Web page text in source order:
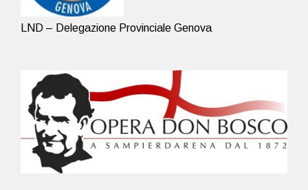
LND – Delegazione Provinciale Genova